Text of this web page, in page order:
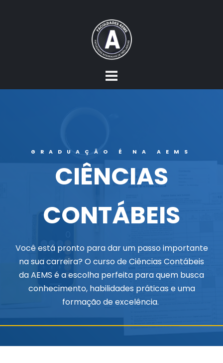
GRADUAÇÃO É NA AEMS
CIÊNCIAS
CONTÁBEIS
Você está pronto para dar um passo importante
na sua carreira? O curso deCiências Contábeis
da AEMS é a escolha perfeita para quem busca
conhecimento, habilidades práticas e uma
formação de excelência.